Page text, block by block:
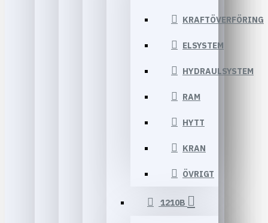
KRAFTÖVERFÖRING
ELSYSTEM
HYDRAULSYSTEM
RAM
HYTT
KRAN
ÖVRIGT
1210B